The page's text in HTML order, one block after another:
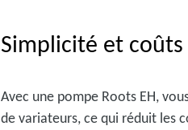
Simplicité et
Avec une pompe Roots EH,
de variateurs, ce qui réduit les